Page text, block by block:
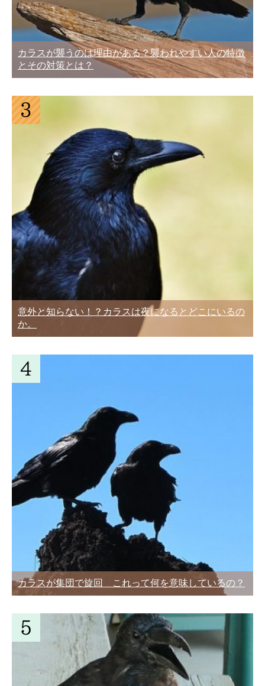
カラスが襲うのは理由がある？襲われやすい人の特徴
とその対策とは？
意外と知らない！？カラスは夜になるとどこにいるの
か。
カラスが集団で旋回 これって何を意味しているの？